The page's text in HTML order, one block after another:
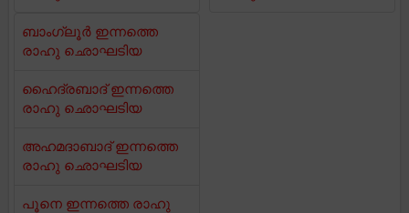
ബാംഗ്ലൂർ ഇന്നത്തെ
രാഹു ഛൊഘടിയ
ഹൈദ്രബാദ് ഇന്നത്തെ
രാഹു ഛൊഘടിയ
അഹമദാബാദ് ഇന്നത്തെ
രാഹു ഛൊഘടിയ
പൂനെ ഇന്നത്തെ രാഹു